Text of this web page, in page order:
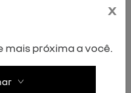
x
mais próxima a você.